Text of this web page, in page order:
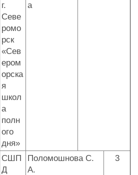
г.
Севе
ромо
рск
«Сев
ером
орска
я
школ
а
полн
ого
дня»
а
СШП
Д
Поломошнова С.
А.
3